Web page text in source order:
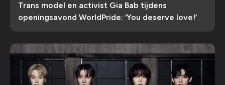
Trans model en activist Gia Bab tijdens
openingsavond WorldPride: ‘You deserve love!’